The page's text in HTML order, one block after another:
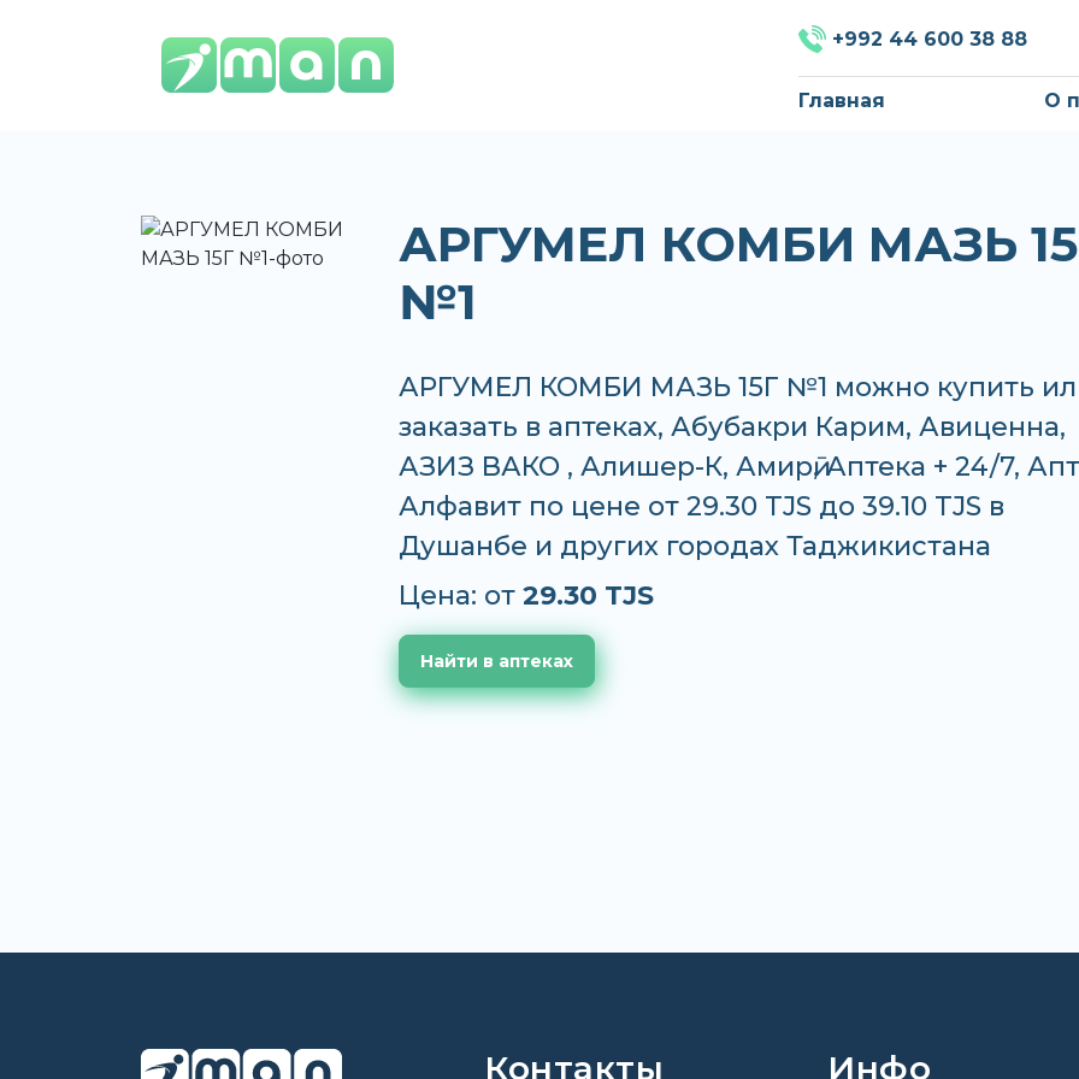
+992 44 600 38 88
Главная О
АРГУМЕЛ КОМБИ МАЗЬ
№1
АРГУМЕЛ КОМБИ МАЗЬ 15Г №1 можно купить
заказать в аптеках, Абубакри Карим, Авиценна,
АЗИЗ ВАКО , Алишер-К, Амирӣ, Аптека + 24/7,
Алфавит по цене от 29.30 TJS до 39.10 TJS в
Душанбе и других городах Таджикистана
Цена: от 29.30 TJS
Найти в аптеках
Контакты Инфо